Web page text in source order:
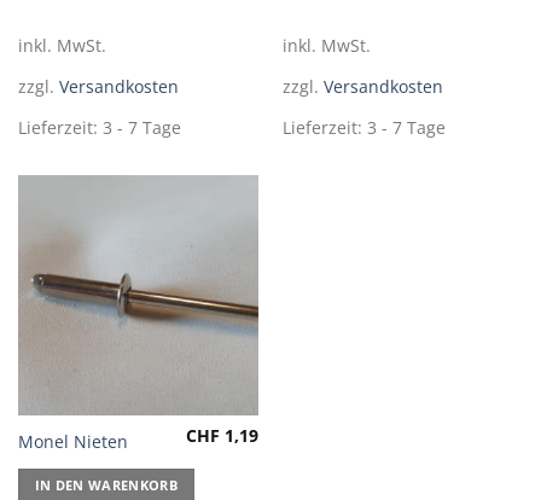
inkl. MwSt.
zzgl. Versandkosten
Lieferzeit: 3 - 7 Tage
auf.
Optionen
auf
inkl. MwSt.
zzgl. Versandkosten
Lieferzeit: 3 - 7 Tage
Monel Nieten CHF 1,19
IN DEN WARENKORB